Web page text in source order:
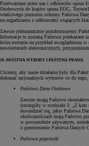
Przetwarzane przez nas i odbiorców
Osobowych do krajów spoza EOG,
właściwego poziomu ochrony Państwa
na uzgadnianiu z odbiorcami wiążących
Zawsze jednoznacznie poinformujemy
Informacje te zostaną Państwu
która zostanie na przykład uwzględniona
newsletterach elektronicznych,
16. PAŃSTWA WYBORY I PAŃSTWA PRAWA
Chcemy, aby nasze działania były dla
dokonać racjonalnych wyborów co do
Państwa Dane Osobowe
Zawsze mogą Państwo
(szczegóły w rozdziale 3. „Z
dowiedzieć się, jakie Państwa
okolicznościach mają Państwo
w powszechnie używanym,
o przeniesienie Państwa Danych
Państwa poprawki